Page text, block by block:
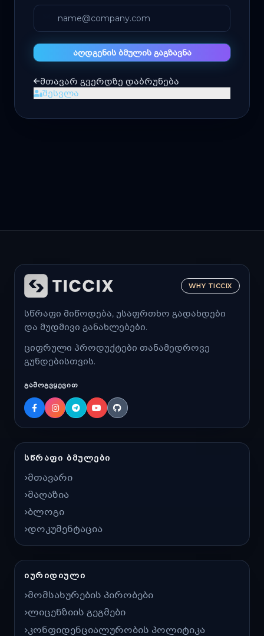
აღდგენის ბმულის გაგზავნა
მთავარ გვერდზე დაბრუნება
შესვლა
WHY TICCIX
სწრაფი მიწოდება, უსაფრთხო გადახდები
და მუდმივი განახლებები.
ციფრული პროდუქტები თანამედროვე
გუნდებისთვის.
ᲒᲐᲛᲝᲒᲕᲧᲔᲕᲘᲗ
ᲡᲬᲠᲐᲤᲘ ᲑᲛᲣᲚᲔᲑᲘ
მთავარი
მაღაზია
ბლოგი
დოკუმენტაცია
ᲘᲣᲠᲘᲓᲘᲣᲚᲘ
მომსახურების პირობები
ლიცენზიის გეგმები
კონფიდენციალურობის პოლიტიკა